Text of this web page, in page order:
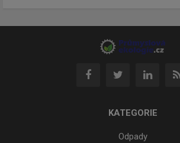
KATEGORIE
Odpady